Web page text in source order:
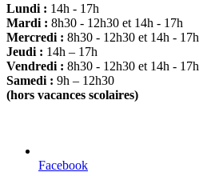
Lundi : 14h - 17h
Mardi : 8h30 - 12h30 et 14h - 17h
Mercredi : 8h30 - 12h30 et 14h - 17h
Jeudi : 14h – 17h
Vendredi : 8h30 - 12h30 et 14h - 17h
Samedi : 9h – 12h30
(hors vacances scolaires)
Facebook